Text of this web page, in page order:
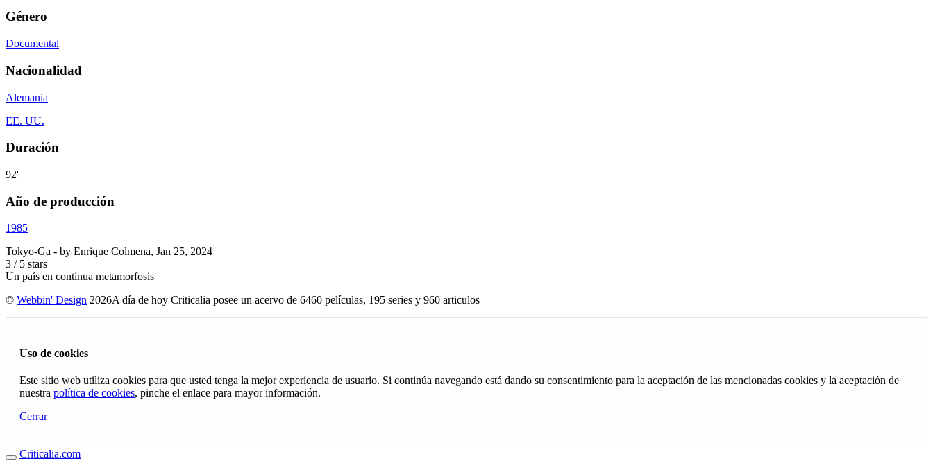
Género
Documental
Nacionalidad
Alemania
EE. UU.
Duración
92'
Año de producción
1985
Tokyo-Ga - by Enrique Colmena, Jan 25, 2024
3 / 5 stars
Un país en continua metamorfosis
© Webbin' Design 2026A día de hoy Criticalia posee un acervo de 6460 películas, 195 series y 960 articulos
Uso de cookies
Este sitio web utiliza cookies para que usted tenga la mejor experiencia de usuario. Si continúa navegando está dando su consentimiento para la aceptación de las mencionadas cookies y la aceptación de
nuestra política de cookies, pinche el enlace para mayor información.
Cerrar
Criticalia.com